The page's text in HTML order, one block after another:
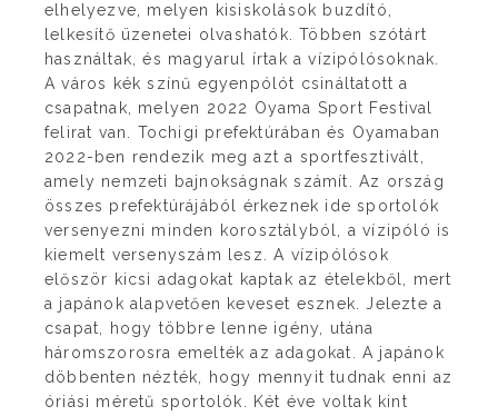
elhelyezve, melyen kisiskolások buzdító,
lelkesítő üzenetei olvashatók. Többen szótárt
használtak, és magyarul írtak a vízipólósoknak.
A város kék színű egyenpólót csináltatott a
csapatnak, melyen 2022 Oyama Sport Festival
felirat van. Tochigi prefektúrában és Oyamaban
2022-ben rendezik meg azt a sportfesztivált,
amely nemzeti bajnokságnak számít. Az ország
összes prefektúrájából érkeznek ide sportolók
versenyezni minden korosztályból, a vízipóló is
kiemelt versenyszám lesz. A vízipólósok
először kicsi adagokat kaptak az ételekből, mert
a japánok alapvetően keveset esznek. Jelezte a
csapat, hogy többre lenne igény, utána
háromszorosra emelték az adagokat. A japánok
döbbenten nézték, hogy mennyit tudnak enni az
óriási méretű sportolók. Két éve voltak kint